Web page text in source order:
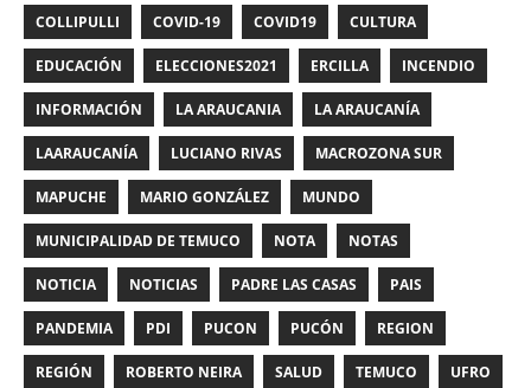
COLLIPULLI COVID-19 COVID19 CULTURA
EDUCACIÓN ELECCIONES2021 ERCILLA INCENDIO
INFORMACIÓN LA ARAUCANIA LA ARAUCANÍA
LAARAUCANÍA LUCIANO RIVAS MACROZONA SUR
MAPUCHE MARIO GONZÁLEZ MUNDO
MUNICIPALIDAD DE TEMUCO NOTA NOTAS
NOTICIA NOTICIAS PADRE LAS CASAS PAIS
PANDEMIA PDI PUCON PUCÓN REGION
REGIÓN ROBERTO NEIRA SALUD TEMUCO UFRO